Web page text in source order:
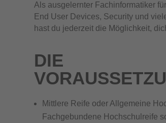
Als ausgelernter Fachinformatiker
End User Devices, Security und
hast du jederzeit die Möglichkeit,
DIE
Mittlere Reife oder Allgemeine
Fachgebundene Hochschulreife